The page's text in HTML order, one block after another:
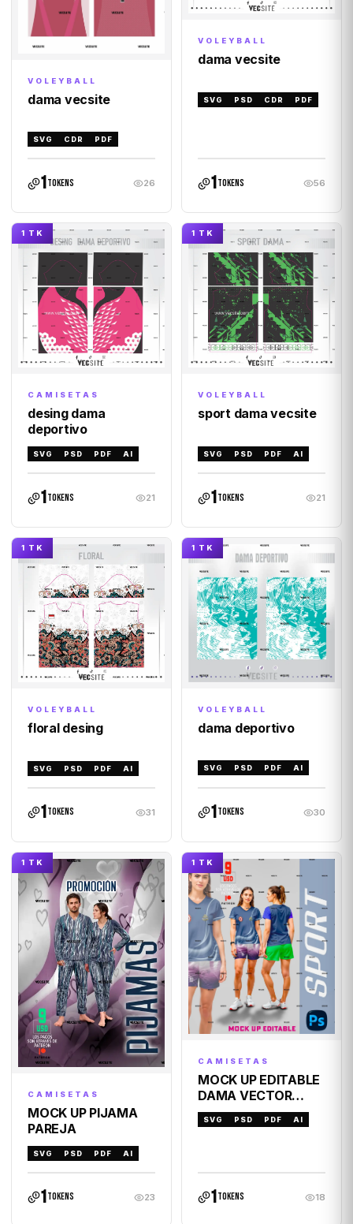
VOLEYBALL
dama vecsite
SVG CDR PDF
1tokens 26
VOLEYBALL
dama vecsite
SVG PSD CDR PDF
1tokens 56
1 TK
CAMISETAS
desing dama
deportivo
SVG PSD PDF AI
1tokens 21
1 TK
VOLEYBALL
sport dama vecsite
SVG PSD PDF AI
1tokens 21
1 TK
VOLEYBALL
floral desing
SVG PSD PDF AI
1tokens 31
1 TK
VOLEYBALL
dama deportivo
SVG PSD PDF AI
1tokens 30
1 TK
CAMISETAS
MOCK UP PIJAMA
PAREJA
SVG PSD PDF AI
1tokens 23
1 TK
CAMISETAS
MOCK UP EDITABLE
DAMA VECTOR
SPORT
SVG PSD PDF AI
1tokens 18